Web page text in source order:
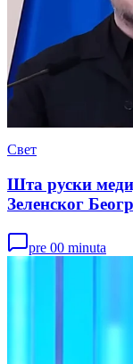
Свет
Шта руски
Зеленског
pre 00 minuta